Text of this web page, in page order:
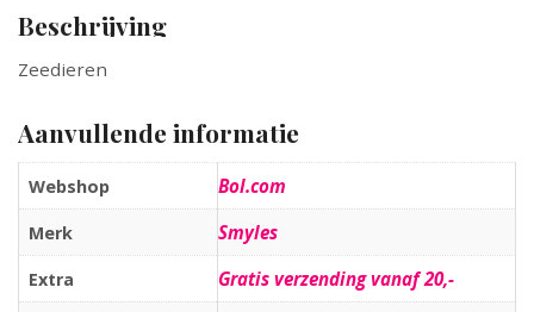
Beschrijving
Zeedieren
Aanvullende informatie
Webshop Bol.com
Merk Smyles
Extra Gratis verzending vanaf 20,-